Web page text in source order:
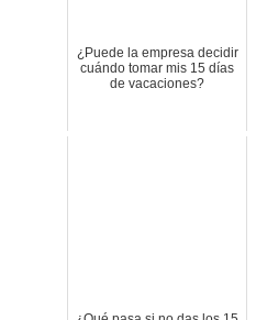
¿Puede la empresa decidir
cuándo tomar mis 15 días
de vacaciones?